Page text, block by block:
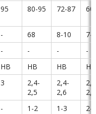
95 80-95 72-87
- 68 8-10
7-
- - -
-
НВ НВ НВ
НВ
3
2,4-
2,5
2,4-
2,6
2,6
- 1-2 1-3
2-4